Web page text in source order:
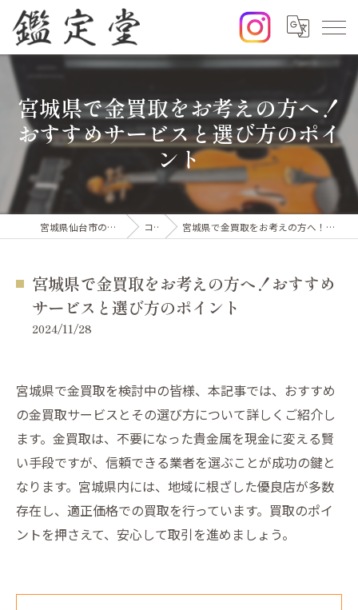
宮城県で金買取をお考えの方へ！
おすすめサービスと選び方のポイ
ント
宮城県仙台市の出張買取なら鑑定堂 コラム 宮城県で金買取をお考えの方へ！おすすめサービスと選び方のポイント
宮城県で金買取をお考えの方へ！おすすめ
サービスと選び方のポイント
2024/11/28
宮城県で金買取を検討中の皆様、本記事では、おすすめ
の金買取サービスとその選び方について詳しくご紹介し
ます。金買取は、不要になった貴金属を現金に変える賢
い手段ですが、信頼できる業者を選ぶことが成功の鍵と
なります。宮城県内には、地域に根ざした優良店が多数
存在し、適正価格での買取を行っています。買取のポイ
ントを押さえて、安心して取引を進めましょう。